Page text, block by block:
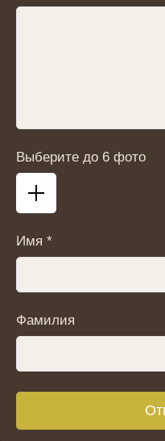
Выберите до 6 фото
Имя *
Фамилия